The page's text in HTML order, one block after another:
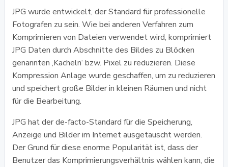
JPG wurde entwickelt, der Standard für professionelle
Fotografen zu sein. Wie bei anderen Verfahren zum
Komprimieren von Dateien verwendet wird, komprimiert
JPG Daten durch Abschnitte des Bildes zu Blöcken
genannten ‚Kacheln‘ bzw. Pixel zu reduzieren. Diese
Kompression Anlage wurde geschaffen, um zu reduzieren
und speichert große Bilder in kleinen Räumen und nicht
für die Bearbeitung.
JPG hat der de-facto-Standard für die Speicherung,
Anzeige und Bilder im Internet ausgetauscht werden.
Der Grund für diese enorme Popularität ist, dass der
Benutzer das Komprimierungsverhältnis wählen kann, die